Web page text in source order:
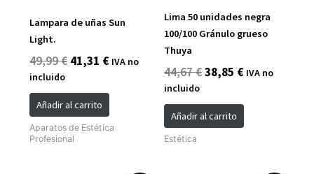
Lampara de uñas Sun
Light.
49,99€ 41,31 € IVA no
incluido
Añadir al carrito
Aparatos de Estética
Profesional
Lima 50 unidades negra
100/100 Gránulo grueso
Thuya
44,67€38,85 € IVA no
incluido
Añadir al carrito
Estética